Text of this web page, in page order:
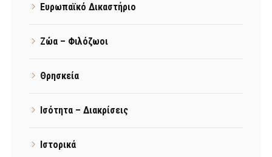
Ευρωπαϊκό Δικαστήριο
Ζώα – Φιλόζωοι
Θρησκεία
Ισότητα – Διακρίσεις
Ιστορικά